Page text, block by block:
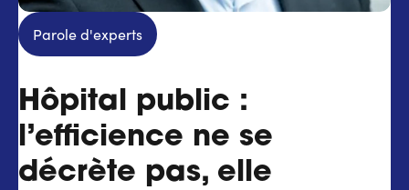
Services adhérents
Top
Fournisseurs
Recrutement
Parole d'experts
Hôpital public :
l’efficience ne se
décrète pas, elle